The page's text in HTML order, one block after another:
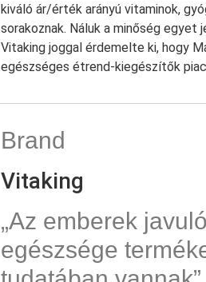
kiváló ár/érték arányú vitaminok,
sorakoznak. Náluk a minőség
Vitaking joggal érdemelte ki, hogy
egészséges étrend-kiegészítők
Brand
Vitaking
„Az emberek
egészsége